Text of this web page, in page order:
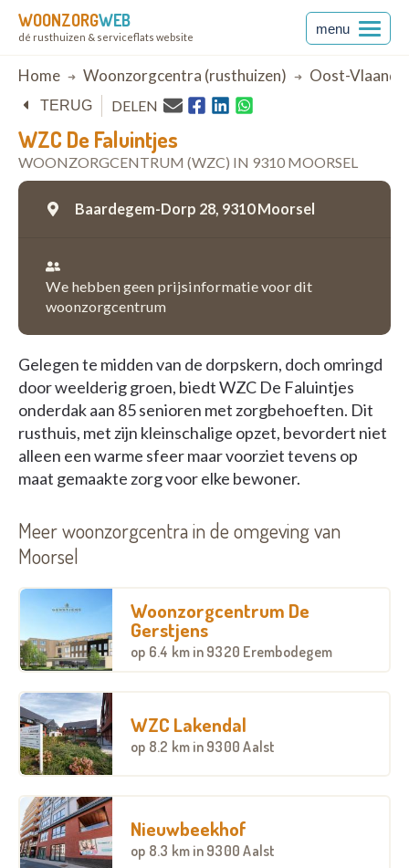
WOONZORGWEB
dé rusthuizen & serviceflats website
menu
Breadcrumb
Home Woonzorgcentra (rusthuizen) Oost-
WZC De Faluintjes
WOONZORGCENTRUM (WZC) IN 9310 MOORSEL
TERUG DELEN
Baardegem-Dorp 28, 9310 Moorsel
We hebben geen prijsinformatie voor dit
woonzorgcentrum
Gelegen te midden van de dorpskern, doch omringd
door weelderig groen, biedt WZC De Faluintjes
onderdak aan 85 senioren met zorgbehoeften. Dit
rusthuis, met zijn kleinschalige opzet, bevordert niet
alleen een warme sfeer maar voorziet tevens op
maat gemaakte zorg voor elke bewoner.
Meer woonzorgcentra in de omgeving van
Moorsel
Woonzorgcentrum De
Gerstjens
op 6.4 km in 9320 Erembodegem
WZC Lakendal
op 8.2 km in 9300 Aalst
Nieuwbeekhof
op 8.3 km in 9300 Aalst